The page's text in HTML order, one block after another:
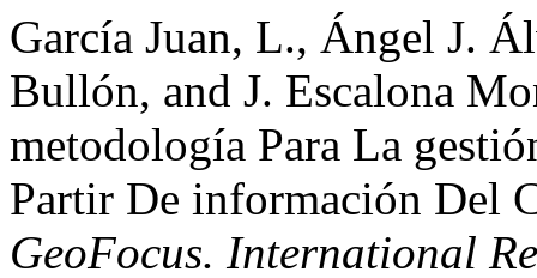
García Juan, L., Ángel J.
Bullón, and J. Escalona
metodología Para La
Partir De información Del
GeoFocus. International